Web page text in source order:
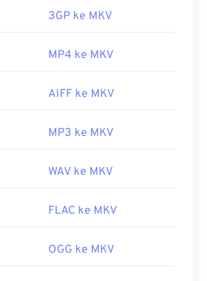
3GP ke MKV
MP4 ke MKV
AIFF ke MKV
MP3 ke MKV
WAV ke MKV
FLAC ke MKV
OGG ke MKV